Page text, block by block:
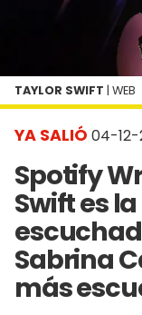
YA SALIÓ 04-12-
Spotify
Swift es
Sabrina
más
TAYLOR SWIFT | WEB